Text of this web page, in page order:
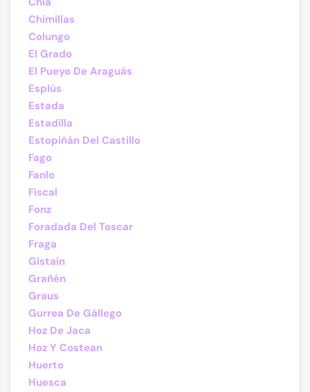
Chimillas
Colungo
El Grado
El Pueyo De Araguás
Esplús
Estada
Estadilla
Estopiñán Del Castillo
Fago
Fanlo
Fiscal
Fonz
Foradada Del Toscar
Fraga
Gistaín
Grañén
Graus
Gurrea De Gállego
Hoz De Jaca
Hoz Y Costean
Huerto
Huesca